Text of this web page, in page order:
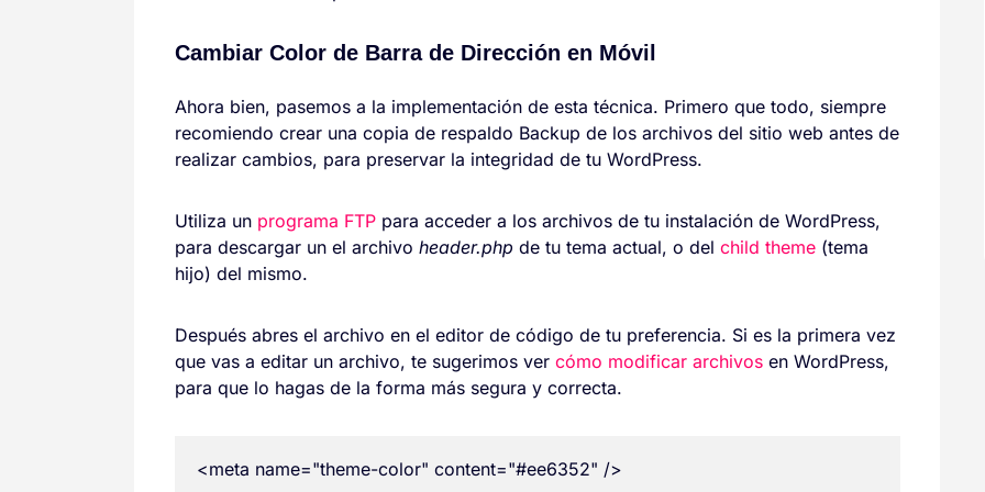
Cambiar Color de Barra de Dirección en Móvil
Ahora bien, pasemos a la implementación de esta técnica. Primero que todo, siempre
recomiendo crear una copia de respaldo Backup de los archivos del sitio web antes de
realizar cambios, para preservar la integridad de tu WordPress.
Utiliza un programa FTPpara acceder a los archivos de tu instalación de WordPress,
para descargar un el archivo header.php de tu tema actual, o del child theme(tema
hijo) del mismo.
Después abres el archivo en el editor de código de tu preferencia. Si es la primera vez
que vas a editar un archivo, te sugerimos ver cómo modificar archivosen WordPress,
para que lo hagas de la forma más segura y correcta.
<meta name="theme-color" content="#ee6352" />